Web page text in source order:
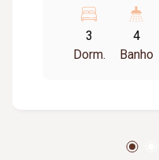
armários, área de
garagem para vários veículos,
litros, toda ajardinada, com árvores frutíferas (
pedra portuguesa,
3
Dorm.
4
Banho